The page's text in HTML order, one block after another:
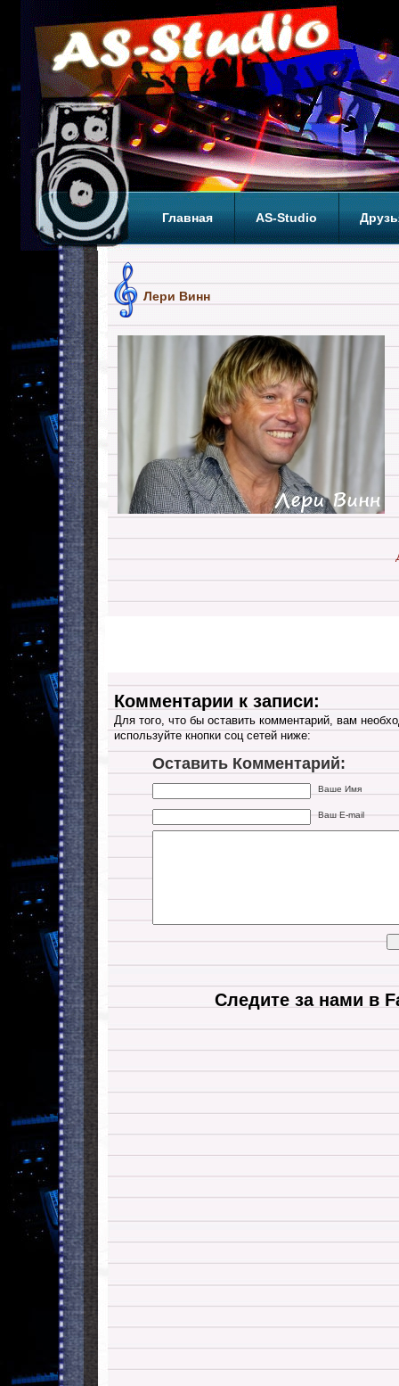
Главная AS-Studio
Лери Винн
Комментарии к записи:
Для того, что бы оставить комментарий, вам
используйте кнопки соц сетей ниже:
Оставить Комментарий:
Ваше Имя
Ваш E-mail
Следите за нами в